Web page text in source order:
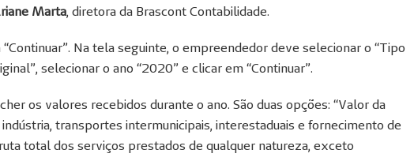
Marta, diretora da Brascont Contabilidade.
Na tela seguinte, o empreendedor deve selecionar o “Tipo
selecionar o ano “2020” e clicar em “Continuar”.
os valores recebidos durante o ano. São duas opções: “Valor da
transportes intermunicipais, interestaduais e fornecimento de
total dos serviços prestados de qualquer natureza, exceto